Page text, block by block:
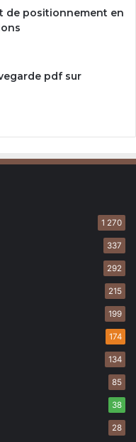
de positionnement en
pdf sur
1 270
337
292
215
199
174
134
85
38
28